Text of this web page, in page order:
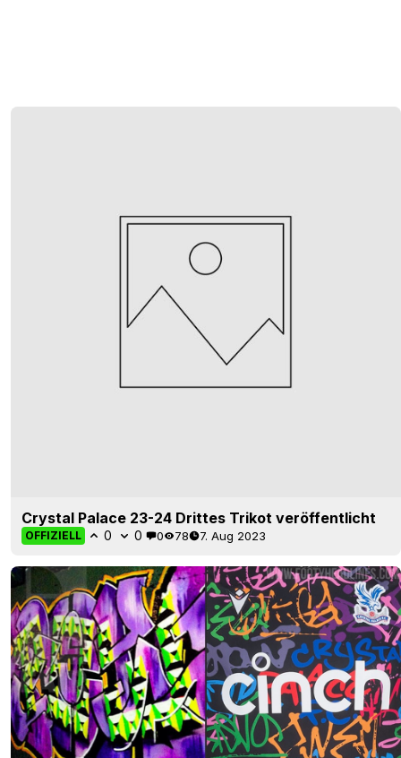
Crystal Palace 23-24 Drittes Trikot veröffentlicht
OFFIZIELL 0 0 0 78 7. Aug 2023